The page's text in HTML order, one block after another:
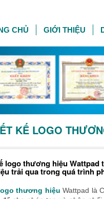
CHỦ GIỚI THIỆU
KẾ LOGO
logo thương hiệu Wattpad
trải qua trong quá trình
thương hiệu Wattpad là